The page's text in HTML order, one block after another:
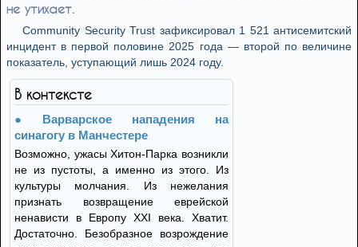
не утихает.
Community Security Trust зафиксировал 1 521 антисемитский
инцидент в первой половине 2025 года — второй по величине
показатель, уступающий лишь 2024 году.
В контексте
Варварское нападения на
синагогу в Манчестере
Возможно, ужасы Хитон-Парка возникли
не из пустоты, а именно из этого. Из
культуры молчания. Из нежелания
признать возвращение еврейской
ненависти в Европу XXI века. Хватит.
Достаточно. Безобразное возрождение